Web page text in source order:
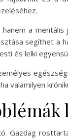
a
segíthet a
és lelki
valamilyen
Gazdag